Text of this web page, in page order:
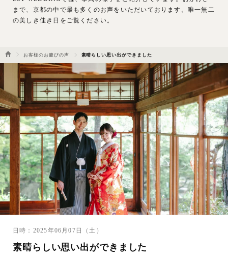
まで、京都の中で最も多くのお声をいただいております。唯一無二
の美しき佳き日をご覧ください。
お客様のお慶びの声 素晴らしい思い出ができました
日時：2025年06月07日（土）
素晴らしい思い出ができました